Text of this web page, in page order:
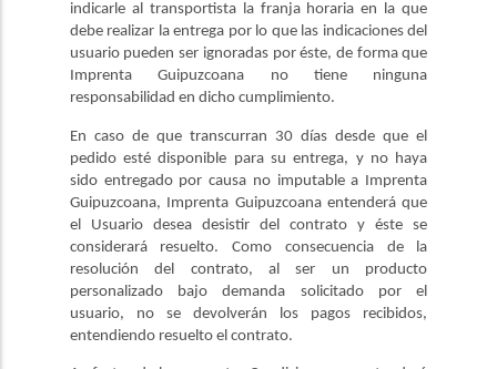
indicarle al transportista la franja horaria en la que
debe realizar la entrega por lo que las indicaciones del
usuario pueden ser ignoradas por éste, de forma que
Imprenta Guipuzcoana no tiene ninguna
responsabilidad en dicho cumplimiento.
En caso de que transcurran 30 días desde que el
pedido esté disponible para su entrega, y no haya
sido entregado por causa no imputable a Imprenta
Guipuzcoana, Imprenta Guipuzcoana entenderá que
el Usuario desea desistir del contrato y éste se
considerará resuelto. Como consecuencia de la
resolución del contrato, al ser un producto
personalizado bajo demanda solicitado por el
usuario, no se devolverán los pagos recibidos,
entendiendo resuelto el contrato.